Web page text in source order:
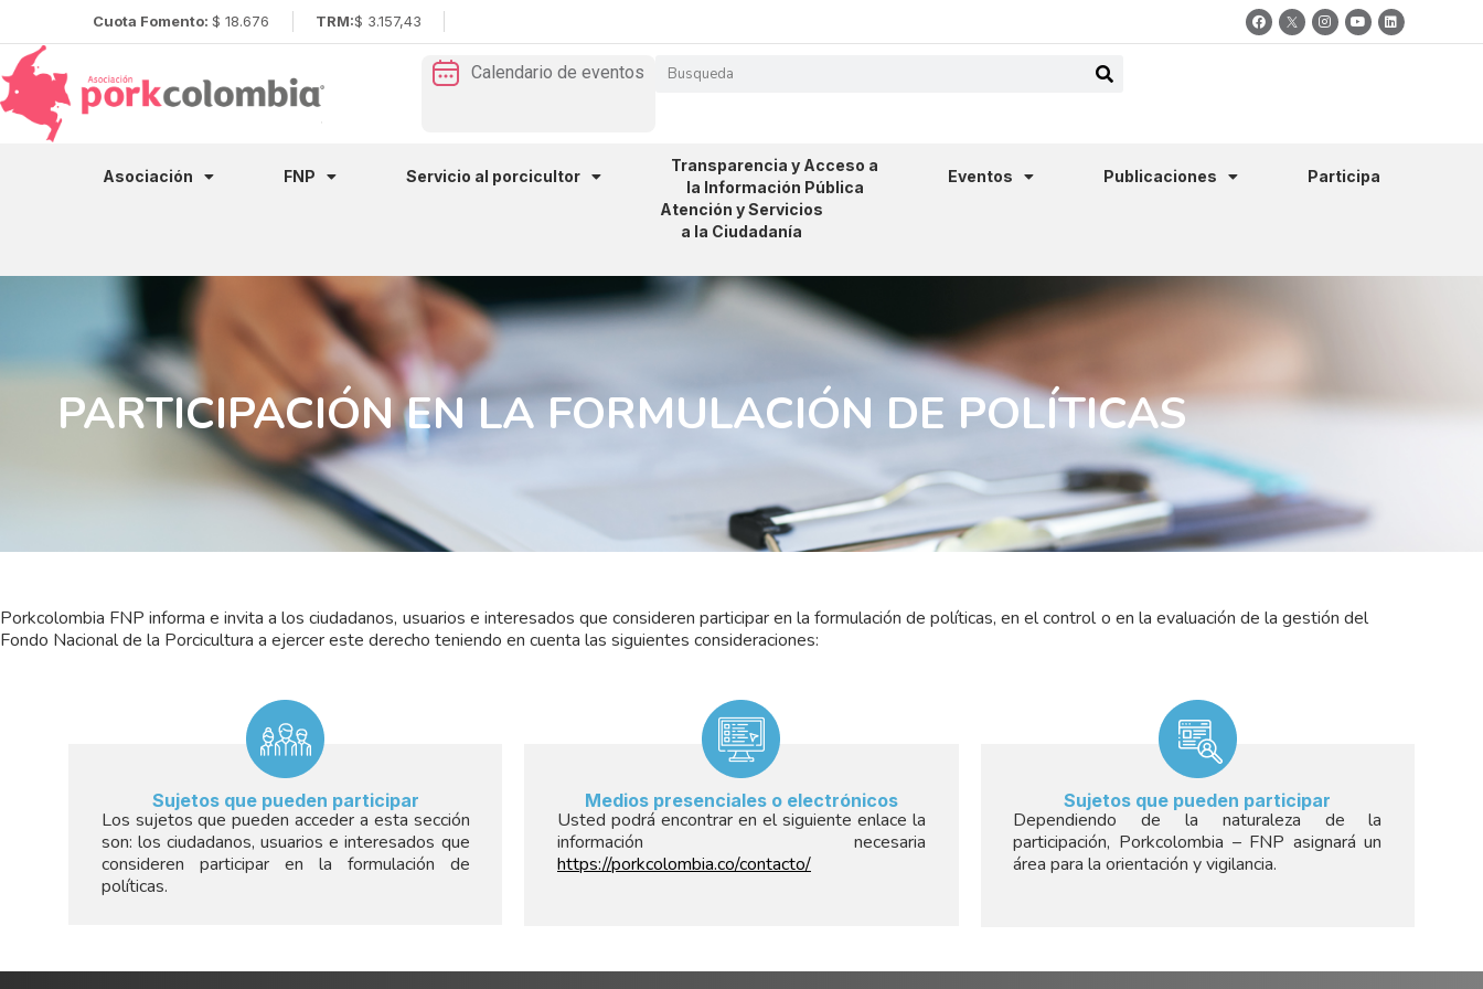
Cuota Fomento: $ 18.676 TRM:$ 3.157,43
Calendario de eventos
Asociación FNP Servicio al porcicultor
Transparencia y Acceso a
la Información Pública
Eventos Publicaciones
Participa
Atención y Servicios
a la Ciudadanía
PARTICIPACIÓN EN LA FORMULACIÓN DE POLÍTICAS
Porkcolombia FNP informa e invita a los ciudadanos, usuarios e interesados que consideren participar en la formulación de políticas, en el control o en la evaluación de la gestión del
Fondo Nacional de la Porcicultura a ejercer este derecho teniendo en cuenta las siguientes consideraciones:
Sujetos que pueden participar
Los sujetos que pueden acceder a esta sección
son: los ciudadanos, usuarios e interesados que
consideren participar en la formulación de
políticas.
Medios presenciales o electrónicos
Usted podrá encontrar en el siguiente enlace la
información necesaria
https://porkcolombia.co/contacto/
Sujetos que pueden participar
Dependiendo de la naturaleza de la
participación, Porkcolombia – FNP asignará un
área para la orientación y vigilancia.